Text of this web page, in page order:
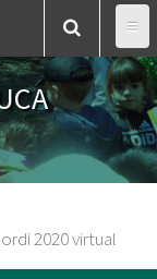
2020 virtual